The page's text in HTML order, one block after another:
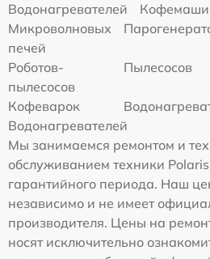
Водонагревателей
Микроволновых
печей
Роботов-
пылесосов
Пылесосов
Кофеварок
Водонагревателей
Мы занимаемся ремонтом и
обслуживанием техники
гарантийного периода. Наш
независимо и не имеет
производителя. Цены на
носят исключительно